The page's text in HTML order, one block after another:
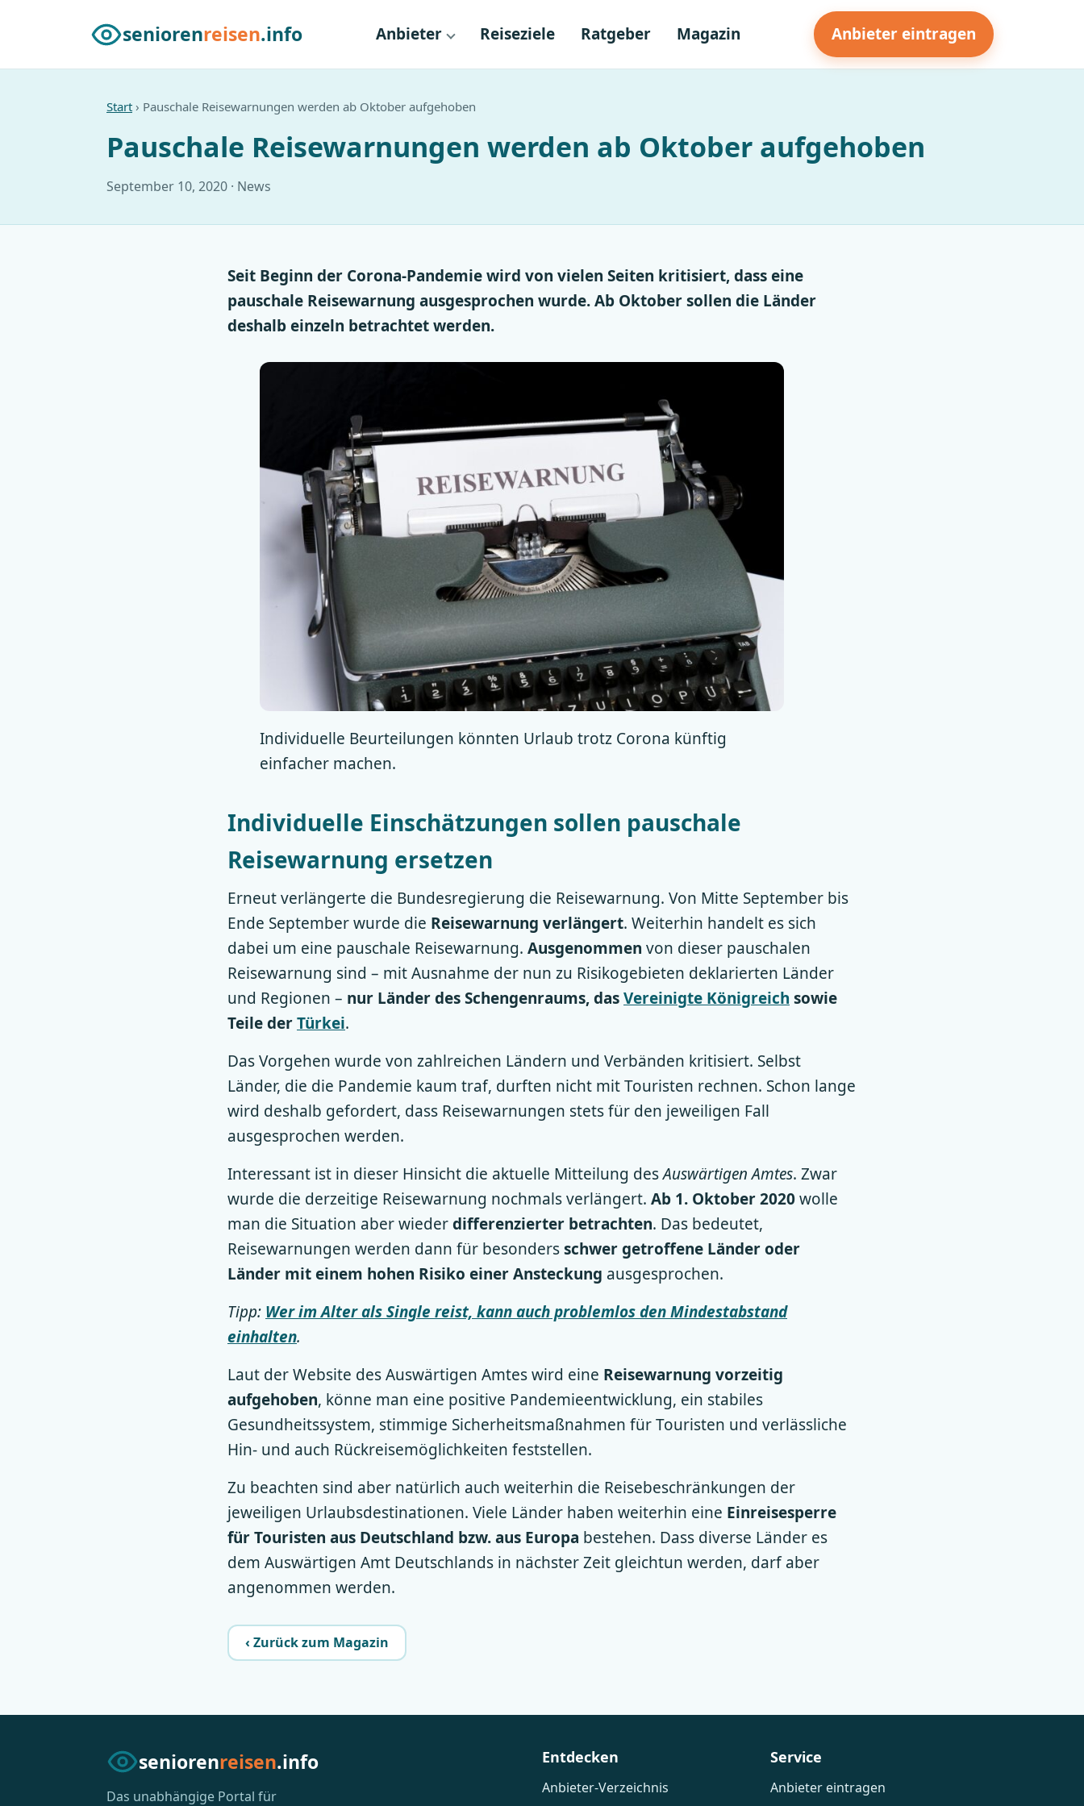
seniorenreisen.info Anbieter Reiseziele Ratgeber Magazin Anbieter eintragen
Start › Pauschale Reisewarnungen werden ab Oktober aufgehoben
Pauschale Reisewarnungen werden ab Oktober aufgehoben
September 10, 2020 · News
Seit Beginn der Corona-Pandemie wird von vielen Seiten kritisiert, dass eine
pauschale Reisewarnung ausgesprochen wurde. Ab Oktober sollen die Länder
deshalb einzeln betrachtet werden.
Individuelle Beurteilungen könnten Urlaub trotz Corona künftig
einfacher machen.
Individuelle Einschätzungen sollen pauschale
Reisewarnung ersetzen
Erneut verlängerte die Bundesregierung die Reisewarnung. Von Mitte September bis
Ende September wurde die Reisewarnung verlängert. Weiterhin handelt es sich
dabei um eine pauschale Reisewarnung. Ausgenommen von dieser pauschalen
Reisewarnung sind – mit Ausnahme der nun zu Risikogebieten deklarierten Länder
und Regionen – nur Länder des Schengenraums, dasVereinigte Königreich sowie
Teile derTürkei.
Das Vorgehen wurde von zahlreichen Ländern und Verbänden kritisiert. Selbst
Länder, die die Pandemie kaum traf, durften nicht mit Touristen rechnen. Schon lange
wird deshalb gefordert, dass Reisewarnungen stets für den jeweiligen Fall
ausgesprochen werden.
Interessant ist in dieser Hinsicht die aktuelle Mitteilung desAuswärtigen Amtes. Zwar
wurde die derzeitige Reisewarnung nochmals verlängert. Ab 1. Oktober 2020wolle
man die Situation aber wiederdifferenzierter betrachten. Das bedeutet,
Reisewarnungen werden dann für besondersschwer getroffene Länder oder
Länder mit einem hohen Risiko einer Ansteckung ausgesprochen.
Tipp: Wer im Alter als Single reist, kann auch problemlos den Mindestabstand
einhalten.
Laut der Website des Auswärtigen Amtes wird eine Reisewarnung vorzeitig
aufgehoben, könne man eine positive Pandemieentwicklung, ein stabiles
Gesundheitssystem, stimmige Sicherheitsmaßnahmen für Touristen und verlässliche
Hin- und auch Rückreisemöglichkeiten feststellen.
Zu beachten sind aber natürlich auch weiterhin die Reisebeschränkungen der
jeweiligen Urlaubsdestinationen. Viele Länder haben weiterhin eine Einreisesperre
für Touristen aus Deutschland bzw. aus Europa bestehen. Dass diverse Länder es
dem Auswärtigen Amt Deutschlands in nächster Zeit gleichtun werden, darf aber
angenommen werden.
‹ Zurück zum Magazin
seniorenreisen.info
Das unabhängige Portal für
Entdecken
Anbieter-Verzeichnis
Service
Anbieter eintragen